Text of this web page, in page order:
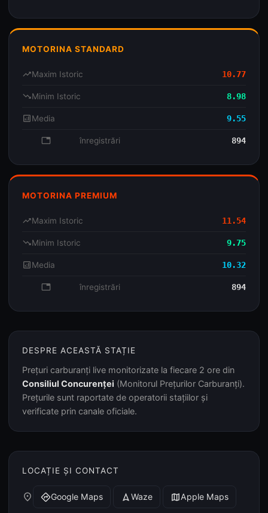
MOTORINA STANDARD
trending_upMaxim Istoric 10.77
trending_downMinim Istoric 8.98
analyticsMedia 9.55
database înregistrări 894
MOTORINA PREMIUM
trending_upMaxim Istoric 11.54
trending_downMinim Istoric 9.75
analyticsMedia 10.32
database înregistrări 894
DESPRE ACEASTĂ STAȚIE
Prețuri carburanți live monitorizate la fiecare 2 ore din
Consiliul Concurenței (Monitorul Prețurilor Carburanți).
Prețurile sunt raportate de operatorii stațiilor și
verificate prin canale oficiale.
LOCAȚIE ȘI CONTACT
place directionsGoogle Maps navigation Waze mapApple Maps